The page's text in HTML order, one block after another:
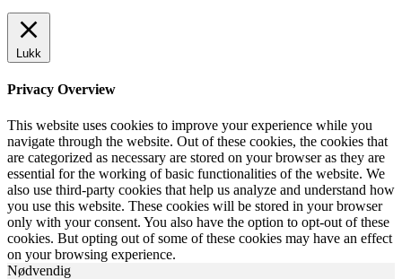
Lukk
Privacy Overview
This website uses cookies to improve your experience while you
navigate through the website. Out of these cookies, the cookies that
are categorized as necessary are stored on your browser as they are
essential for the working of basic functionalities of the website. We
also use third-party cookies that help us analyze and understand how
you use this website. These cookies will be stored in your browser
only with your consent. You also have the option to opt-out of these
cookies. But opting out of some of these cookies may have an effect
on your browsing experience.
Nødvendig